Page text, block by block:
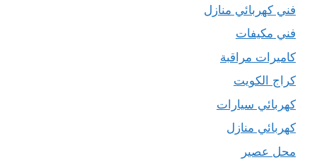
فني كهربائي منازل
فني مكيفات
كاميرات مراقبة
كراج الكويت
كهربائي سيارات
كهربائي منازل
محل عصير